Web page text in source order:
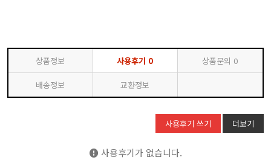
상품정보 사용후기 0 상품문의 0
배송정보 교환정보
사용후기 쓰기 더보기
사용후기가 없습니다.